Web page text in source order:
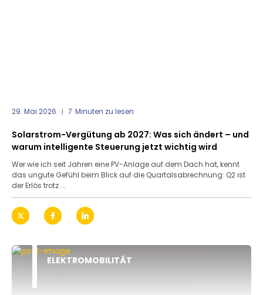
29. Mai 2026 7 Minuten zu lesen
Solarstrom-Vergütung ab 2027: Was sich ändert – und
warum intelligente Steuerung jetzt wichtig wird
Wer wie ich seit Jahren eine PV-Anlage auf dem Dach hat, kennt
das ungute Gefühl beim Blick auf die Quartalsabrechnung: Q2 ist
der Erlös trotz ...
ELEKTROMOBILITÄT